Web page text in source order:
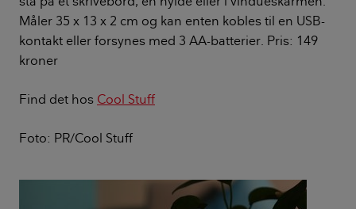
Måler 35 x 13 x 2 cm og kan enten kobles til en USB-
kontakt eller forsynes med 3 AA-batterier. Pris: 149
kroner
Find det hos Cool Stuff
Foto: PR/Cool Stuff